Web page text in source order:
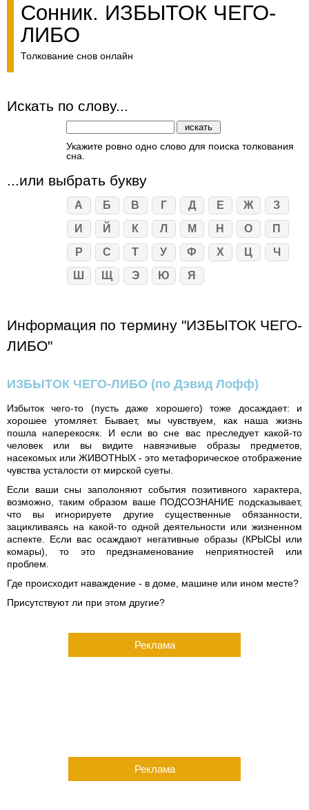
Сонник. ИЗБЫТОК ЧЕГО-
ЛИБО
Толкование снов онлайн
Искать по слову...
Укажите ровно одно слово для поиска толкования
сна.
...или выбрать букву
А Б В Г Д Е Ж
З
И
Й К Л М Н О
П
Р
С Т У Ф Х Ц
Ч
Ш
Щ Э Ю Я
Информация по термину "ИЗБЫТОК ЧЕГО-
ЛИБО"
ИЗБЫТОК ЧЕГО-ЛИБО (по Дэвид Лофф)
Избыток чего-то (пусть даже хорошего) тоже досаждает: и
хорошее утомляет. Бывает, мы чувствуем, как наша жизнь
пошла наперекосяк. И если во сне вас преследует какой-то
человек или вы видите навязчивые образы предметов,
насекомых или ЖИВОТНЫХ - это метафорическое отображение
чувства усталости от мирской суеты.
Если ваши сны заполоняют события позитивного характера,
возможно, таким образом ваше ПОДСОЗНАНИЕ подсказывает,
что вы игнорируете другие существенные обязанности,
зацикливаясь на какой-то одной деятельности или жизненном
аспекте. Если вас осаждают негативные образы (КРЫСЫ или
комары), то это предзнаменование неприятностей или
проблем.
Где происходит наваждение - в доме, машине или ином месте?
Присутствуют ли при этом другие?
Реклама
Реклама